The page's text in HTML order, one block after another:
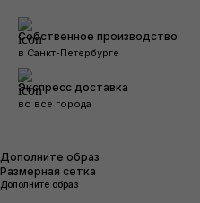
Собственное производство
в Санкт-Петербурге
Экспресс доставка
во все города
Дополните образ
Размерная сетка
Дополните образ